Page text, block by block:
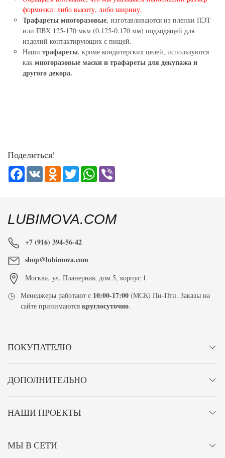
формочки: либо высоту, либо ширину.
Трафареты многоразовые, изготавливаются из пленки ПЭТ
или ПВХ 125-170 мкм (0.125-0,170 мм) подходящей для
изделий контактирующих с пищей.
Наши трафареты, кроме кондитерских целей, используются
как многоразовые маски и трафареты для декупажа и
другого декора.
Поделиться!
Facebook
VK Odnoklassniki
TwitterWhatsApp
LUBIMOVA.COM
+7 (916) 394-56-42
shop@lubimova.com
Москва, ул. Планерная, дом 5, корпус 1
Менеджеры работают с 10:00-17:00 (МСК) Пн-Птн. Заказы на
сайте принимаютсякруглосуточно.
ПОКУПАТЕЛЮ
ДОПОЛНИТЕЛЬНО
НАШИ ПРОЕКТЫ
МЫ В СЕТИ